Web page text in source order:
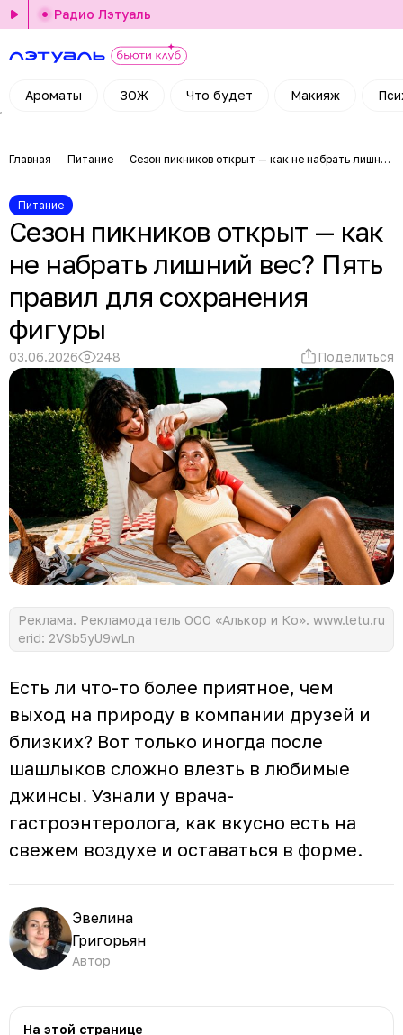
Ароматы ЗОЖ Что будет Макияж
Радио Лэтуаль
Главная Питание Сезон пикников открыт — как не набрать лишний вес? Пять правил для сохранения фигуры
Питание
Сезон пикников открыт — как
не набрать лишний вес? Пять
правил для сохранения
фигуры
03.06.2026 248 Поделиться
Реклама. Рекламодатель ООО «Алькор и Ко». www.letu.ru
erid: 2VSb5yU9wLn
Есть ли что-то более приятное, чем
выход на природу в компании друзей и
близких? Вот только иногда после
шашлыков сложно влезть в любимые
джинсы. Узнали у врача-
гастроэнтеролога, как вкусно есть на
свежем воздухе и оставаться в форме.
Эвелина
Григорьян
Автор
На этой странице